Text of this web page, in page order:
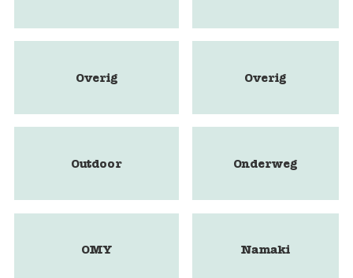
Overig Overig
Outdoor Onderweg
OMY Namaki